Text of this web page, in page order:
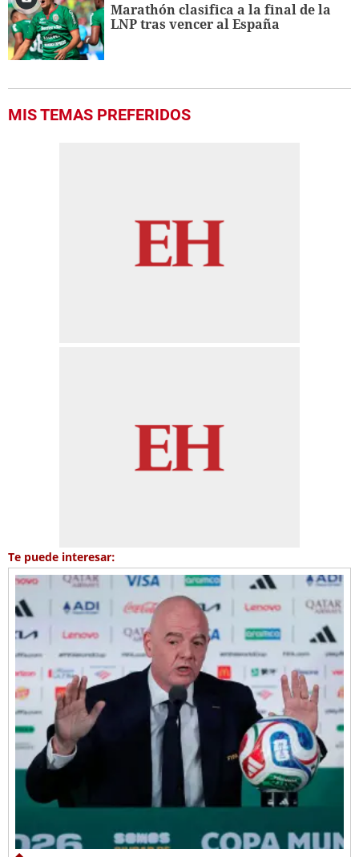
Marathón clasifica a la final de la
LNP tras vencer al España
MIS TEMAS PREFERIDOS
Te puede interesar: